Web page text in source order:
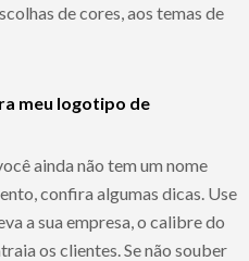
de cores, aos temas de
meu logotipo de
ainda não tem um nome
confira algumas dicas. Use
a sua empresa, o calibre do
os clientes. Se não souber